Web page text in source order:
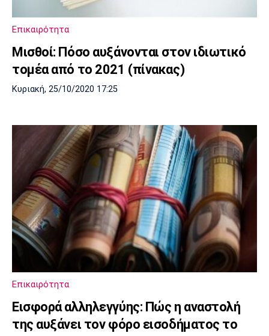
Επικαιρότητα
Μισθοί: Πόσο αυξάνονται στον ιδιωτικό
τομέα από το 2021 (πίνακας)
Κυριακή, 25/10/2020 17:25
Επικαιρότητα
Εισφορά αλληλεγγύης: Πώς η αναστολή
της αυξάνει τον φόρο εισοδήματος το